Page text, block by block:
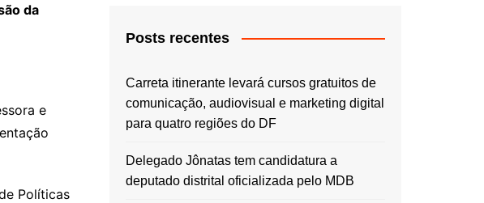
da
e
Políticas
Posts recentes
Carreta itinerante levará cursos gratuitos de
comunicação, audiovisual e marketing digital
para quatro regiões do DF
Delegado Jônatas tem candidatura a
deputado distrital oficializada pelo MDB